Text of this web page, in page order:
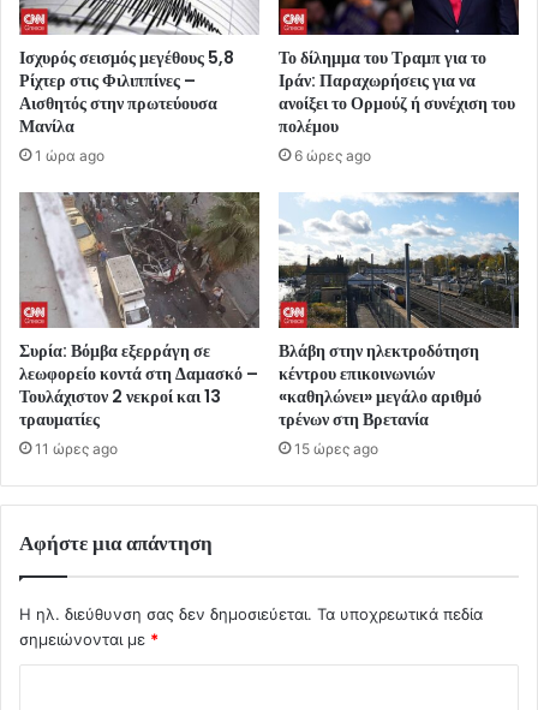
Ισχυρός σεισμός μεγέθους 5,8
Ρίχτερ στις Φιλιππίνες –
Αισθητός στην πρωτεύουσα
Μανίλα
1 ώρα ago
Το δίλημμα του Τραμπ για το
Ιράν: Παραχωρήσεις για να
ανοίξει το Ορμούζ ή συνέχιση του
πολέμου
6 ώρες ago
Συρία: Βόμβα εξερράγη σε
λεωφορείο κοντά στη Δαμασκό –
Τουλάχιστον 2 νεκροί και 13
τραυματίες
11 ώρες ago
Βλάβη στην ηλεκτροδότηση
κέντρου επικοινωνιών
«καθηλώνει» μεγάλο αριθμό
τρένων στη Βρετανία
15 ώρες ago
Αφήστε μια απάντηση
Η ηλ. διεύθυνση σας δεν δημοσιεύεται. Τα υποχρεωτικά πεδία
σημειώνονται με *